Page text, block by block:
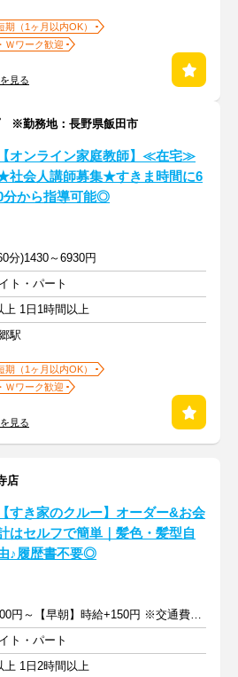
期（1ヶ月以内OK）
Ｗワーク歓迎
見る
※勤務地：長野県飯田市
【オンライン家庭教師】≪在宅≫
社会人講師募集★すきま時間に6
分から指導可能◎
分)1430～6930円
ト・パート
上 1日1時間以上
駅
期（1ヶ月以内OK）
Ｗワーク歓迎
見る
店
【すき家のクルー】オーダー&お会
はセルフで簡単｜髪色・髪型自
♪履歴書不要◎
時給1200円～【早朝】時給+150円 ※交通費支給
ト・パート
上 1日2時間以上